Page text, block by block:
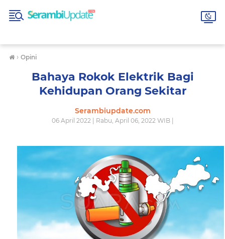
› Opini
Bahaya Rokok Elektrik Bagi
Kehidupan Orang Sekitar
Serambiupdate.com
06 April 2022 | Rabu, April 06, 2022 WIB |